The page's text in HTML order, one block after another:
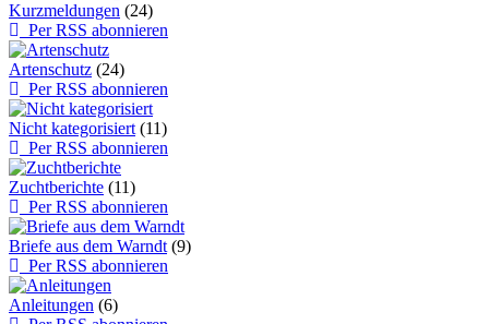
Kurzmeldungen (24)
Per RSS abonnieren
Artenschutz (24)
Per RSS abonnieren
Nicht kategorisiert (11)
Per RSS abonnieren
Zuchtberichte (11)
Per RSS abonnieren
Briefe aus dem Warndt (9)
Per RSS abonnieren
Anleitungen (6)